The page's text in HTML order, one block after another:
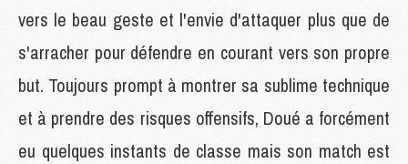
vers le beau geste et l'envie d'attaquer plus que de
s'arracher pour défendre en courant vers son propre
but. Toujours prompt à montrer sa sublime technique
et à prendre des risques offensifs, Doué a forcément
eu quelques instants de classe mais son match est